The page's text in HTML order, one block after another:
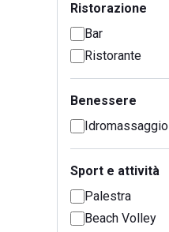
Ristorazione
Bar
Ristorante
Benessere
Idromassaggio
Sport e attività
Palestra
Beach Volley